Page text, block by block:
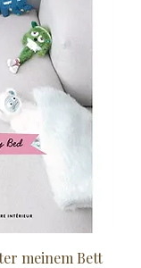
meinem Bett